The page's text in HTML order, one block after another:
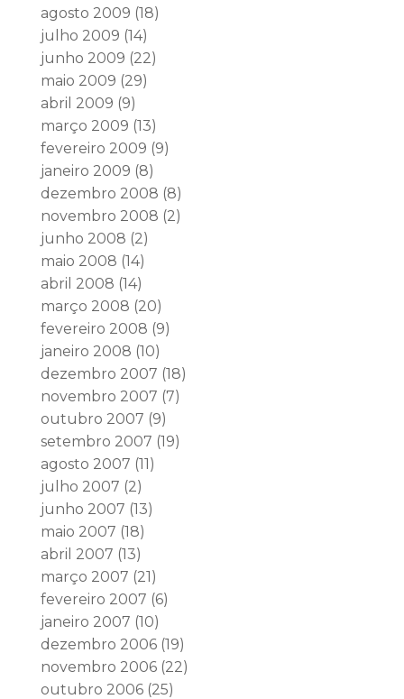
agosto 2009 (18)
julho 2009 (14)
junho 2009 (22)
maio 2009 (29)
abril 2009 (9)
março 2009 (13)
fevereiro 2009 (9)
janeiro 2009 (8)
dezembro 2008 (8)
novembro 2008 (2)
junho 2008 (2)
maio 2008 (14)
abril 2008 (14)
março 2008 (20)
fevereiro 2008 (9)
janeiro 2008 (10)
dezembro 2007 (18)
novembro 2007 (7)
outubro 2007 (9)
setembro 2007 (19)
agosto 2007 (11)
julho 2007 (2)
junho 2007 (13)
maio 2007 (18)
abril 2007 (13)
março 2007 (21)
fevereiro 2007 (6)
janeiro 2007 (10)
dezembro 2006(19)
novembro 2006(22)
outubro 2006(25)